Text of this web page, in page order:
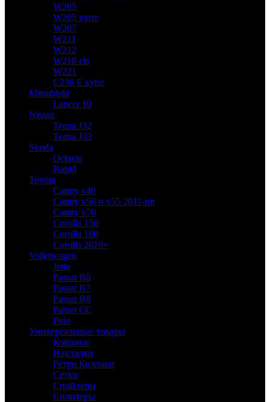
W205
W205 купе
W207
W211
W212
W218 cls
W221
C238 E купе
Mitsubishi
Lancer 10
Nissan
Teana J32
Teana J33
Skoda
Octavia
Rapid
Toyota
Camry v40
Camry v50 и v55 2011-нв
Camry v70
Corolla 150
Corolla 180
Corolla 2019+
Volkswagen
Jetta
Passat B6
Passat B7
Passat B8
Passat CC
Polo
Универсальные товары
Коврики
Накладки
Ретро Колпаки
Сетки
Спойлеры
Сплитеры